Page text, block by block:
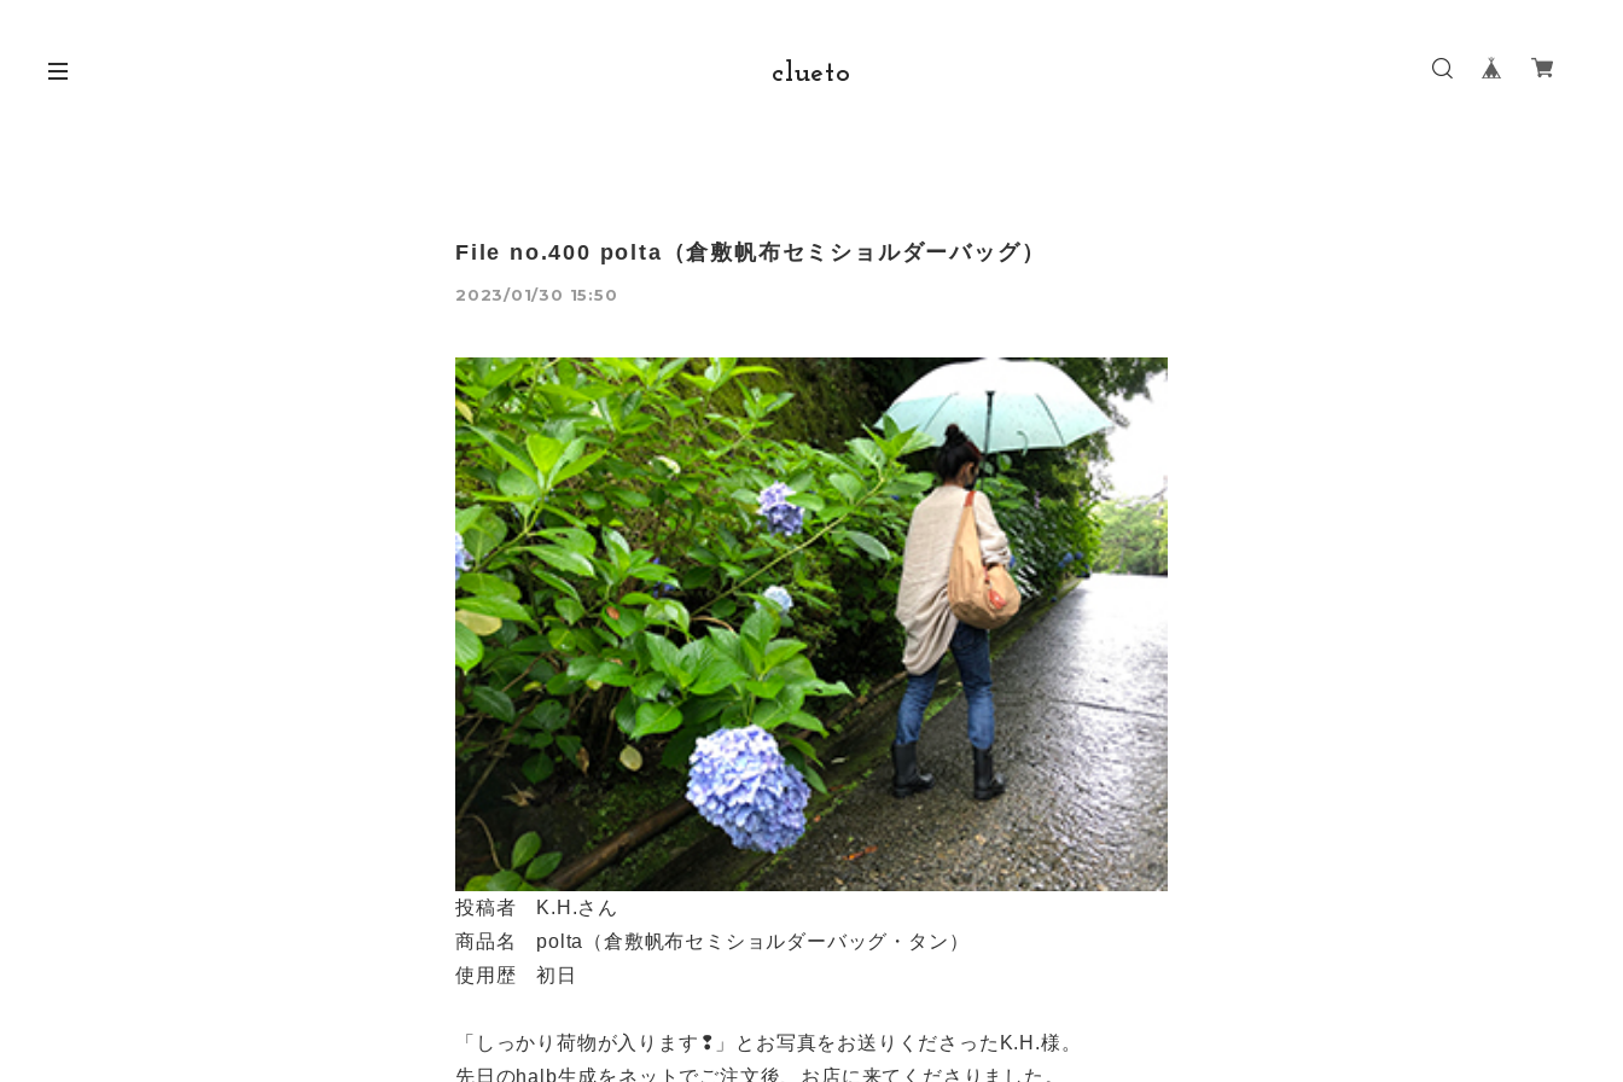
clueto
File no.400 polta（倉敷帆布セミショルダーバッグ）
2023/01/30 15:50
投稿者 K.H.さん
商品名 polta（倉敷帆布セミショルダーバッグ・タン）
使用歴 初日
「しっかり荷物が入ります❢」とお写真をお送りくださったK.H.様。
先日のhalb生成をネットでご注文後、お店に来てくださりました。